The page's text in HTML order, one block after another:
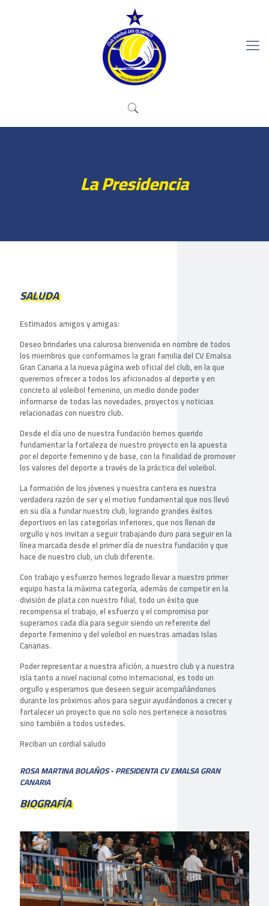
La Presidencia
SALUDA
Estimados amigos y amigas:
Deseo brindarles una calurosa bienvenida en nombre de todos
los miembros que conformamos la gran familia del CV Emalsa
Gran Canaria a la nueva página web oficial del club, en la que
queremos ofrecer a todos los aficionados al deporte y en
concreto al voleibol femenino, un medio donde poder
informarse de todas las novedades, proyectos y noticias
relacionadas con nuestro club.
Desde el día uno de nuestra fundación hemos querido
fundamentar la fortaleza de nuestro proyecto en la apuesta
por el deporte femenino y de base, con la finalidad de promover
los valores del deporte a través de la práctica del voleibol.
La formación de los jóvenes y nuestra cantera es nuestra
verdadera razón de ser y el motivo fundamental que nos llevó
en su día a fundar nuestro club, logrando grandes éxitos
deportivos en las categorías inferiores, que nos llenan de
orgullo y nos invitan a seguir trabajando duro para seguir en la
línea marcada desde el primer día de nuestra fundación y que
hace de nuestro club, un club diferente.
Con trabajo y esfuerzo hemos logrado llevar a nuestro primer
equipo hasta la máxima categoría, además de competir en la
división de plata con nuestro filial, todo un éxito que
recompensa el trabajo, el esfuerzo y el compromiso por
superarnos cada día para seguir siendo un referente del
deporte femenino y del voleibol en nuestras amadas Islas
Canarias.
Poder representar a nuestra afición, a nuestro club y a nuestra
isla tanto a nivel nacional como internacional, es todo un
orgullo y esperamos que deseen seguir acompañándonos
durante los próximos años para seguir ayudándonos a crecer y
fortalecer un proyecto que no solo nos pertenece a nosotros
sino también a todos ustedes.
Reciban un cordial saludo
ROSA MARTINA BOLAÑOS - PRESIDENTA CV EMALSA GRAN
CANARIA
BIOGRAFÍA